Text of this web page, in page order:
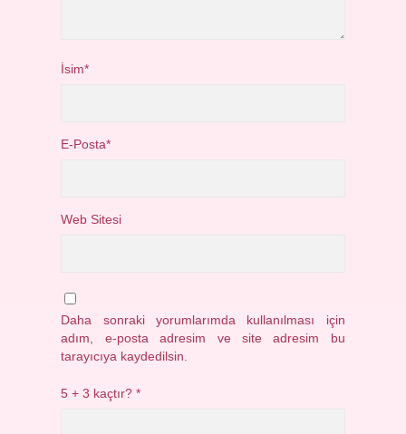
İsim*
E-Posta*
Web Sitesi
Daha sonraki yorumlarımda kullanılması için
adım, e-posta adresim ve site adresim bu
tarayıcıya kaydedilsin.
5 + 3 kaçtır?*